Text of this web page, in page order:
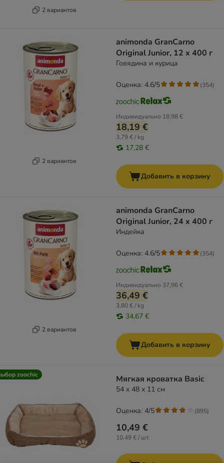
2 вариантов
2 вариантов
animonda GranCarno
Original Junior, 12 x 400 г
Говядина и курица
Индивидуально 18,98 €
18,19 €
3,79 € / kg
17,28 €
Оценка: 4.6/5 (354)
Добавить в корзину
2 вариантов
animonda GranCarno
Original Junior, 24 x 400 г
Индейка
Индивидуально 37,96 €
36,49 €
3,80 € / kg
34,67 €
Оценка: 4.6/5 (354)
Добавить в корзину
zoochic Мягкая кроватка Basic
54 x 48 x 11 см
10,49 €
10,49 € / шт.
Оценка: 4/5 (895)